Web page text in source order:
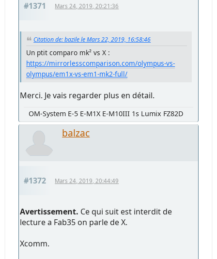
#1371 Mars 24, 2019, 20:21:36
Citation de: bazile le Mars 22, 2019, 16:58:46
Un ptit comparo mk² vs X :
https://mirrorlesscomparison.com/olympus-vs-
olympus/em1x-vs-em1-mk2-full/
Merci. Je vais regarder plus en détail.
OM-System E-5 E-M1X E-M10III 1s Lumix FZ82D
balzac
#1372 Mars 24, 2019, 20:44:49
Avertissement. Ce qui suit est interdit de
lecture a Fab35 on parle de X.
Xcomm.